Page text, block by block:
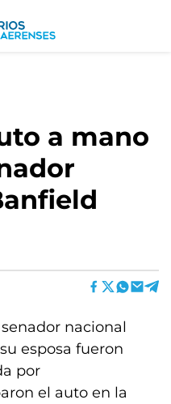
a mano
senador nacional
esposa fueron
por
el auto en la